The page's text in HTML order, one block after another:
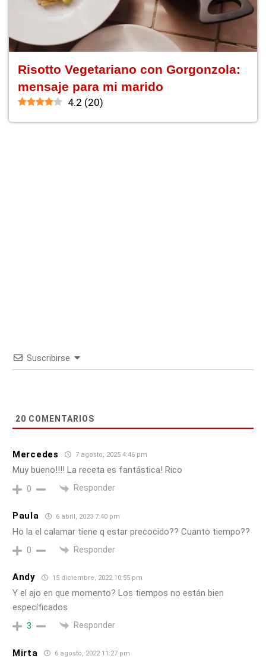
Risotto Vegetariano con Gorgonzola:
mensaje para mi marido
4.2 (20)
Suscribirse
20 COMENTARIOS
Mercedes 7 agosto, 2025 4:46 pm
Muy bueno!!!! La receta es fantástica! Rico
0 Responder
Paula 6 abril, 2023 7:40 pm
Ho la el calamar tiene q estar precocido?? Cuanto tiempo??
0 Responder
Andy 15 diciembre, 2022 10:55 pm
Y el ajo en que momento? Los tiempos no están bien
específicados
3 Responder
Mirta 6 agosto, 2022 11:27 pm